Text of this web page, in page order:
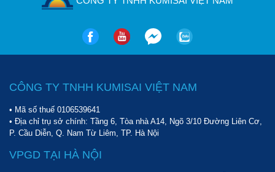
bản để cài đặt chế độ hút ẩm cho tủ.
Màn hình LCD bên ngoài tủ cho phép người sử dụng theo dõi đầy
đủ các thông số về độ ẩm một cách chính xác khi được liên kết
trực tiếp với ẩm kế bên trong tủ. Các nút điều chỉnh cũng được
trong tủ.
Bảo quản thiết bị ở điều kiện lý tưởng
Theo nhiều chuyên gia, các thiết bị trong gia đình cần được sử
dụng và bảo quản trong môi trường có độ ẩm lý tưởng từ 40-
50%. Tuy nhiên, đây là điều không thể xảy ra khi độ ẩm trung bình
CÔNG TY TNHH KUMISAI VIỆT NAM
• Mã số thuế 0106539641
• Địa chỉ trụ sở chính: Tầng 6, Tòa nhà A14, Ngõ 3/10 Đường Liên Cơ,
P. Cầu Diễn, Q. Nam Từ Liêm, TP. Hà Nội
VPGD TẠI HÀ NỘI